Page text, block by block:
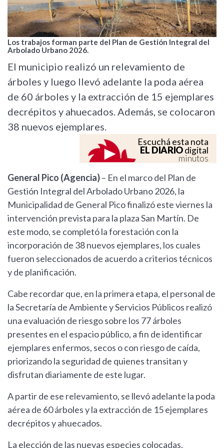
Los trabajos forman parte del Plan de Gestión Integral del
Arbolado Urbano 2026.
El municipio realizó un relevamiento de
árboles y luego llevó adelante la poda aérea
de 60 árboles y la extracción de 15 ejemplares
decrépitos y ahuecados. Además, se colocaron
38 nuevos ejemplares.
Escuchá esta nota
EL DIARIOdigital
minutos
General Pico (Agencia)– En el marco del Plan de
Gestión Integral del Arbolado Urbano 2026, la
Municipalidad de General Pico finalizó este viernes la
intervención prevista para la plaza San Martín. De
este modo, se completó la forestación con la
incorporación de 38 nuevos ejemplares, los cuales
fueron seleccionados de acuerdo a criterios técnicos
y de planificación.
Cabe recordar que, en la primera etapa, el personal de
la Secretaría de Ambiente y Servicios Públicos realizó
una evaluación de riesgo sobre los 77 árboles
presentes en el espacio público, a fin de identificar
ejemplares enfermos, secos o con riesgo de caída,
priorizando la seguridad de quienes transitan y
disfrutan diariamente de este lugar.
A partir de ese relevamiento, se llevó adelante la poda
aérea de 60 árboles y la extracción de 15 ejemplares
decrépitos y ahuecados.
La elección de las nuevas especies colocadas,